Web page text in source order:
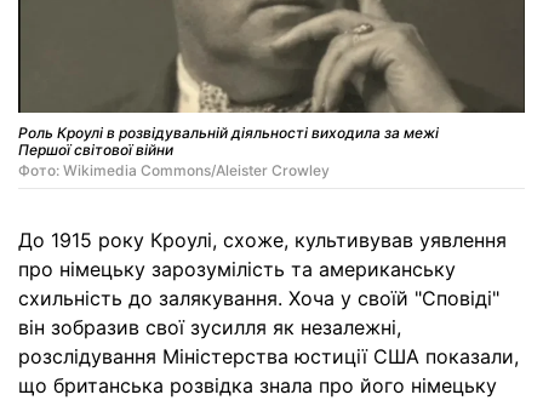
Роль Кроулі в розвідувальній діяльності виходила за межі
Першої світової війни
Фото: Wikimedia Commons/Aleister Crowley
До 1915 року Кроулі, схоже, культивував уявлення
про німецьку зарозумілість та американську
схильність до залякування. Хоча у своїй "Сповіді"
він зобразив свої зусилля як незалежні,
розслідування Міністерства юстиції США показали,
що британська розвідка знала про його німецьку